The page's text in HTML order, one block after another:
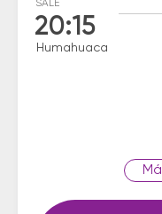
SALE
20:15
Humahuaca